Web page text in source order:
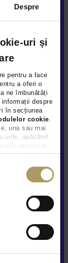
Despre
uri și
pentru a face
a oferi o
ne îmbunătăți
despre
în secțiunea
cookie
una sau mai
urile, apăsând
urile necesare,
în vigoare.